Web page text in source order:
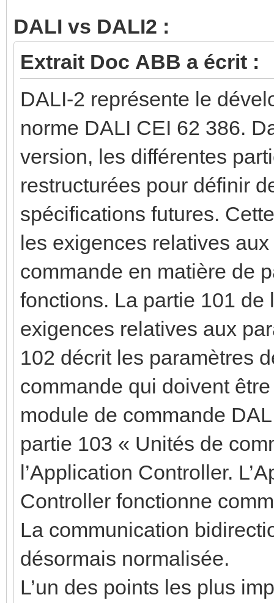
DALI vs DALI2 :
Extrait Doc ABB a écrit :
DALI-2 représente le
norme DALI CEI 62 386.
version, les différentes
restructurées pour définir
spécifications futures.
les exigences relatives
commande en matière de
fonctions. La partie 101 de
exigences relatives aux
102 décrit les paramètres
commande qui doivent
module de commande
partie 103 « Unités de
l’Application Controller.
Controller fonctionne
La communication
désormais normalisée.
L’un des points les plus